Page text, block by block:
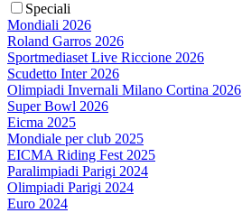
Speciali
Mondiali 2026
Roland Garros 2026
Sportmediaset Live Riccione 2026
Scudetto Inter 2026
Olimpiadi Invernali Milano Cortina 2026
Super Bowl 2026
Eicma 2025
Mondiale per club 2025
EICMA Riding Fest 2025
Paralimpiadi Parigi 2024
Olimpiadi Parigi 2024
Euro 2024